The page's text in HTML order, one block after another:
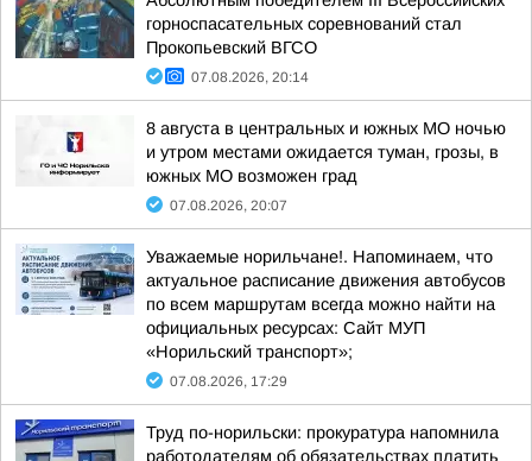
горноспасательных соревнований стал
Прокопьевский ВГСО
07.08.2026, 20:14
8 августа в центральных и южных МО ночью
и утром местами ожидается туман, грозы, в
южных МО возможен град
07.08.2026, 20:07
Уважаемые норильчане!. Напоминаем, что
актуальное расписание движения автобусов
по всем маршрутам всегда можно найти на
официальных ресурсах: Сайт МУП
«Норильский транспорт»;
07.08.2026, 17:29
Труд по-норильски: прокуратура напомнила
работодателям об обязательствах платить